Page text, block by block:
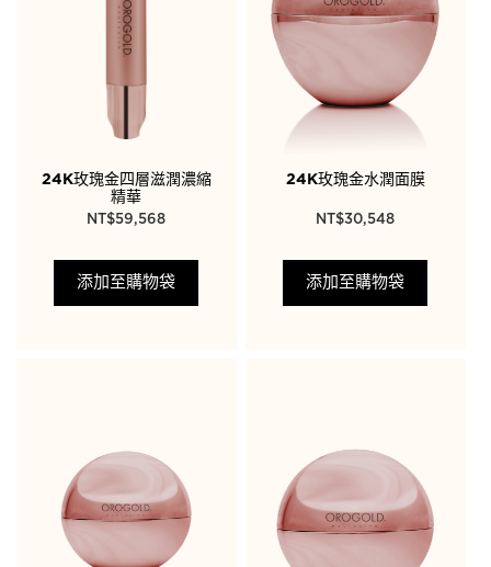
24K玫瑰金四層滋潤濃縮
精華
NT$59,568
添加至購物袋
24K玫瑰金水潤面膜
NT$30,548
添加至購物袋